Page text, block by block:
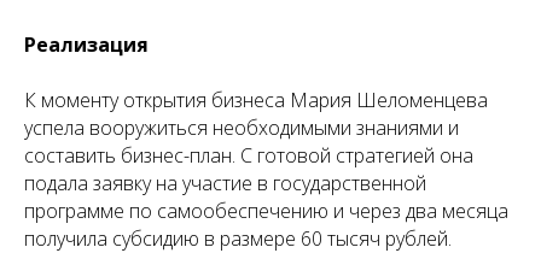
Реализация
К моменту открытия бизнеса Мария Шеломенцева
успела вооружиться необходимыми знаниями и
составить бизнес-план. С готовой стратегией она
подала заявку на участие в государственной
программе по самообеспечению и через два месяца
получила субсидию в размере 60 тысяч рублей.